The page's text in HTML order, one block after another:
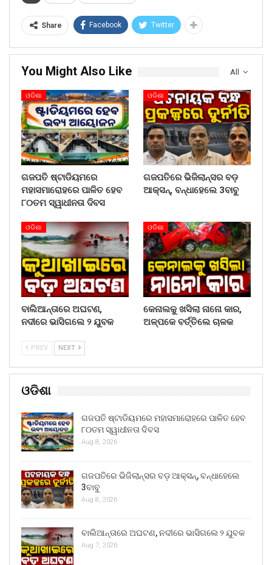
Share Facebook Twitter
All
You Might Also Like
ଓଡିଶା
ଗଜପତି ଷ୍ଟାଡିୟମରେ
ମହାସମାରୋହରେ ପାଳିତ ହେବ
୮୦ତମ ସ୍ୱାଧୀନତା ଦିବସ
ଓଡିଶା
ଗଜପତିରେ ଭିଜିଲାନ୍ସର ବଡ଼
ଆକ୍ସନ୍, ବନ୍ଧାହେଲେ 3ବାବୁ
ଓଡିଶା
ବାଲିଆନ୍ତାରେ ଅଘଟଣ,
ନଦୀରେ ଭାସିଗଲେ ୨ ଯୁବକ
ଓଡିଶା
କେନାଲକୁ ଖସିଲା ନାନୋ କାର,
ଅଳ୍ପକେ ବର୍ତ୍ତିଲେ ଚାଳକ
PREV NEXT
ଓଡିଶା
ଗଜପତି ଷ୍ଟାଡିୟମରେ ମହାସମାରୋହରେ ପାଳିତ ହେବ
୮୦ତମ ସ୍ୱାଧୀନତା ଦିବସ
Aug 8, 2026
ଗଜପତିରେ ଭିଜିଲାନ୍ସର ବଡ଼ ଆକ୍ସନ୍, ବନ୍ଧାହେଲେ
3ବାବୁ
Aug 8, 2026
ବାଲିଆନ୍ତାରେ ଅଘଟଣ, ନଦୀରେ ଭାସିଗଲେ ୨ ଯୁବକ
Aug 7, 2026